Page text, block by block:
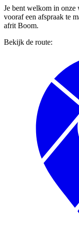
Je bent welkom in onze
vooraf een afspraak te
afrit Boom.
Bekijk de route: